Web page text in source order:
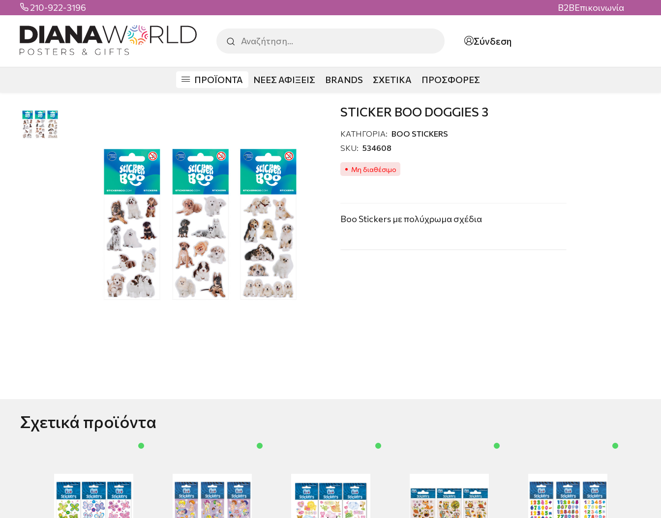
 210-922-3196 B2BΕπικοινωνία
Σύνδεση
ΠΡΟΪΟΝΤΑ ΝΕΕΣ ΑΦΙΞΕΙΣ BRANDS ΣΧΕΤΙΚΑ ΠΡΟΣΦΟΡΕΣ
STICKER BOO DOGGIES 3
ΚΑΤΗΓΟΡΙΑ: ΒΟΟ STICKERS
SKU: 534608
Μη διαθέσιμο
Boo Stickers με πολύχρωμα σχέδια
Σχετικά προϊόντα